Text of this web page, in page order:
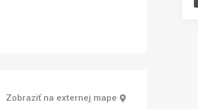
Zobraziť na externej mape